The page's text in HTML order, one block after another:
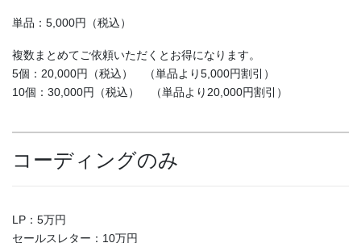
単品：5,000円（税込）
複数まとめてご依頼いただくとお得になります。
5個：20,000円（税込） （単品より5,000円割引）
10個：30,000円（税込） （単品より20,000円割引）
コーディングのみ
LP：5万円
セールスレター：10万円